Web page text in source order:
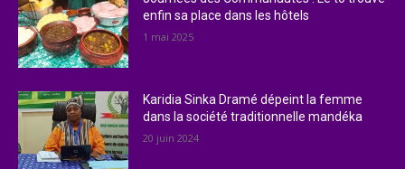
enfin sa place dans les hôtels
1 mai 2025
Karidia Sinka Dramé dépeint la femme
dans la société traditionnelle mandéka
20 juin 2024